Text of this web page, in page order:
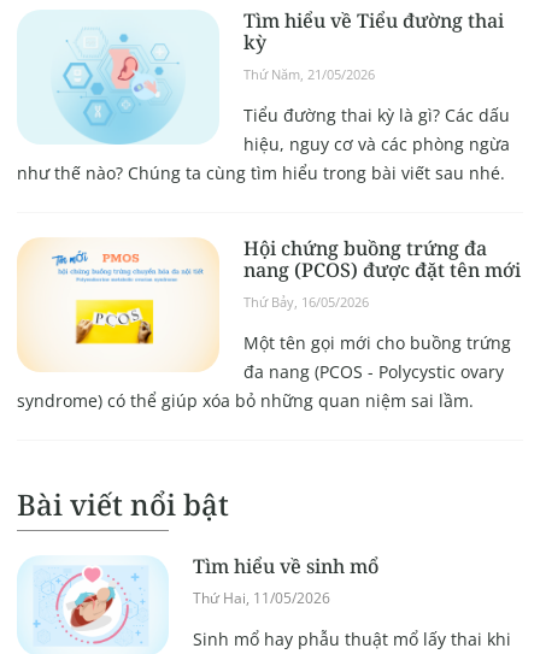
Tìm hiểu về Tiểu đường thai
kỳ
Thứ Năm, 21/05/2026
Tiểu đường thai kỳ là gì? Các dấu
hiệu, nguy cơ và các phòng ngừa
như thế nào? Chúng ta cùng tìm hiểu trong bài viết sau nhé.
Hội chứng buồng trứng đa
nang (PCOS) được đặt tên mới
Thứ Bảy, 16/05/2026
Một tên gọi mới cho buồng trứng
đa nang (PCOS - Polycystic ovary
syndrome) có thể giúp xóa bỏ những quan niệm sai lầm.
Bài viết nổi bật
Tìm hiểu về sinh mổ
Thứ Hai, 11/05/2026
Sinh mổ hay phẫu thuật mổ lấy thai khi